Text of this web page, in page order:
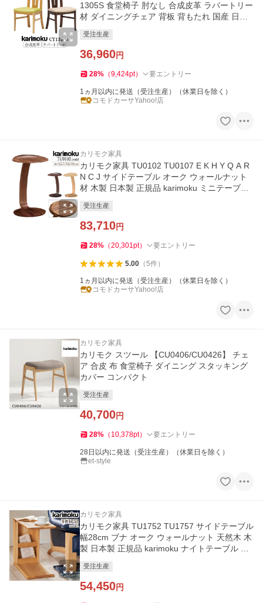
1305S 食堂椅子 肘なし 合成皮革 ラバートリー
材 ダイニングチェア 背板 背もたれ 国産 日本
受注生産
36,960円
28% （9,424pt） 要エントリー
1ヵ月以内に発送（受注生産）（休業日を除く）
コモドカーサYahoo!店
カリモク家具
カリモク家具 TU0102 TU0107 E K H Y Q A R
N C J サイドテーブル オーク ウォールナット
材 木製 日本製 正規品 karimoku ミニテーブル
受注生産
83,710円
28% （20,301pt） 要エントリー
5.00（5件）
1ヵ月以内に発送（受注生産）（休業日を除く）
コモドカーサYahoo!店
カリモク家具
カリモク スツール 【CU0406/CU0426】 チェ
ア 合皮 布 食堂椅子 ダイニング スタッキング
カバー コンパクト
受注生産
40,700円
28% （ 10,378pt） 要エントリー
28日以内に発送（受注生産）（休業日を除く）
et-style
カリモク家具
カリモク家具 TU1752 TU1757 サイドテーブル
幅28cm ブナ オーク ウォールナット 天然木 木
製 日本製 正規品 karimoku ナイトテーブル ソ
受注生産
54,450円